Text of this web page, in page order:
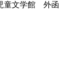
童文学館 外函